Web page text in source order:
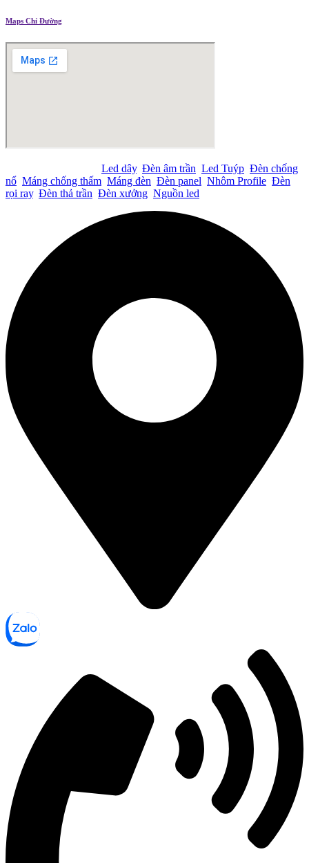
Maps Chỉ Đường
Led dây, Đèn âm trần Led Tuýp Đèn chống
nổ Máng chống thấm Máng đèn Đèn panel Nhôm Profile Đèn
rọi ray, Đèn thả trần Đèn xưởng Nguồn led